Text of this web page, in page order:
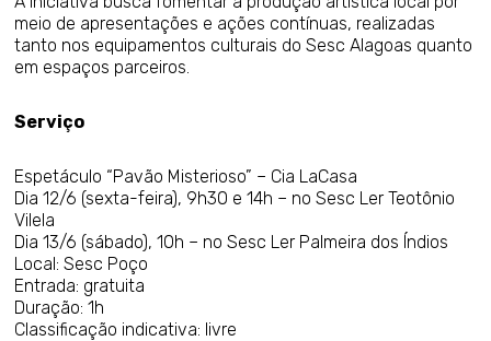
meio de apresentações e ações contínuas, realizadas
tanto nos equipamentos culturais do Sesc Alagoas quanto
em espaços parceiros.
Serviço
Espetáculo “Pavão Misterioso” – Cia LaCasa
Dia 12/6 (sexta-feira), 9h30 e 14h – no Sesc Ler Teotônio
Vilela
Dia 13/6 (sábado), 10h – no Sesc Ler Palmeira dos Índios
Local: Sesc Poço
Entrada: gratuita
Duração: 1h
Classificação indicativa: livre